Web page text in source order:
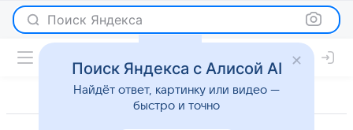
Поиск Яндекса
Поиск Яндекса с Алисой AI
Найдёт ответ, картинку или видео —
быстро и точно